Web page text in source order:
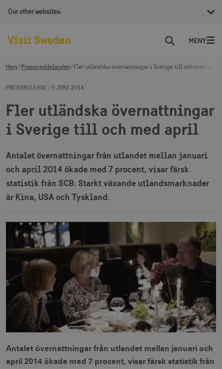
Our other websites:
Sök
Hem Pressmeddelanden Fler utländska övernattningar i Sverige till och med april
PRESSRELEASE 5 JUNI 2014
Fler utländska övernattningar
i Sverige till och med april
Antalet övernattningar från utlandet mellan januari
och april 2014 ökade med 7 procent, visar färsk
statistik från SCB. Starkt växande utlandsmarknader
är Kina, USA och Tyskland.
Antalet övernattningar från utlandet mellan januari och
april 2014 ökade med 7 procent, visar färsk statistik från